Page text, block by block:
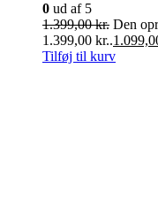
0 ud af 5
1.399,00kr. Den
1.399,00 kr..
Tilføj til kurv